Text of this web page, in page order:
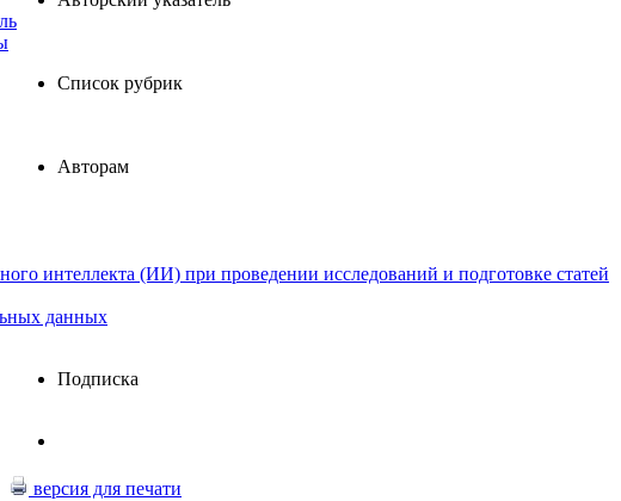
Список рубрик
Авторам
интеллекта (ИИ) при проведении исследований и подготовке статей
данных
Подписка
версия для печати